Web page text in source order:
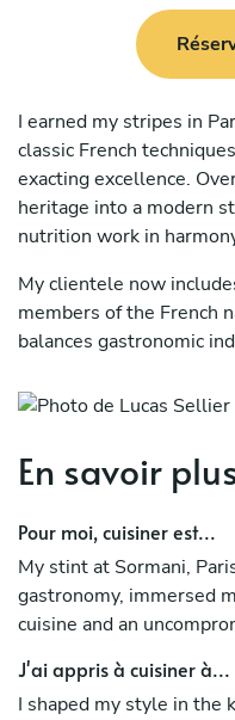
I earned my stripes in
classic French
exacting excellence.
heritage into a modern
nutrition work in
My clientele now
members of the French
balances gastronomic
feast or a celebratory
En savoir
Pour moi, cuisiner est...
My stint at Sormani,
gastronomy, immersed
cuisine and an
J'ai appris à cuisiner à...
I shaped my style in the